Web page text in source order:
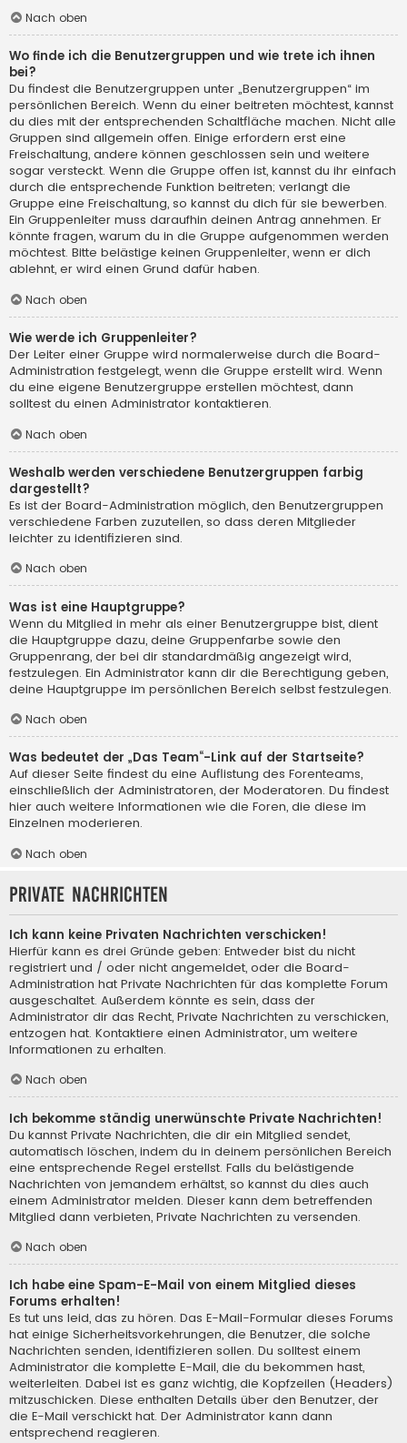
Nach oben
Wo finde ich die Benutzergruppen und wie trete ich ihnen
bei?
Du findest die Benutzergruppen unter „Benutzergruppen“ im
persönlichen Bereich. Wenn du einer beitreten möchtest, kannst
du dies mit der entsprechenden Schaltfläche machen. Nicht alle
Gruppen sind allgemein offen. Einige erfordern erst eine
Freischaltung, andere können geschlossen sein und weitere
sogar versteckt. Wenn die Gruppe offen ist, kannst du ihr einfach
durch die entsprechende Funktion beitreten; verlangt die
Gruppe eine Freischaltung, so kannst du dich für sie bewerben.
Ein Gruppenleiter muss daraufhin deinen Antrag annehmen. Er
könnte fragen, warum du in die Gruppe aufgenommen werden
möchtest. Bitte belästige keinen Gruppenleiter, wenn er dich
ablehnt, er wird einen Grund dafür haben.
Nach oben
Wie werde ich Gruppenleiter?
Der Leiter einer Gruppe wird normalerweise durch die Board-
Administration festgelegt, wenn die Gruppe erstellt wird. Wenn
du eine eigene Benutzergruppe erstellen möchtest, dann
solltest du einen Administrator kontaktieren.
Nach oben
Weshalb werden verschiedene Benutzergruppen farbig
dargestellt?
Es ist der Board-Administration möglich, den Benutzergruppen
verschiedene Farben zuzuteilen, so dass deren Mitglieder
leichter zu identifizieren sind.
Nach oben
Was ist eine Hauptgruppe?
Wenn du Mitglied in mehr als einer Benutzergruppe bist, dient
die Hauptgruppe dazu, deine Gruppenfarbe sowie den
Gruppenrang, der bei dir standardmäßig angezeigt wird,
festzulegen. Ein Administrator kann dir die Berechtigung geben,
deine Hauptgruppe im persönlichen Bereich selbst festzulegen.
Nach oben
Was bedeutet der „Das Team“-Link auf der Startseite?
Auf dieser Seite findest du eine Auflistung des Forenteams,
einschließlich der Administratoren, der Moderatoren. Du findest
hier auch weitere Informationen wie die Foren, die diese im
Einzelnen moderieren.
Nach oben
Private Nachrichten
Ich kann keine Privaten Nachrichten verschicken!
Hierfür kann es drei Gründe geben: Entweder bist du nicht
registriert und / oder nicht angemeldet, oder die Board-
Administration hat Private Nachrichten für das komplette Forum
ausgeschaltet. Außerdem könnte es sein, dass der
Administrator dir das Recht, Private Nachrichten zu verschicken,
entzogen hat. Kontaktiere einen Administrator, um weitere
Informationen zu erhalten.
Nach oben
Ich bekomme ständig unerwünschte Private Nachrichten!
Du kannst Private Nachrichten, die dir ein Mitglied sendet,
automatisch löschen, indem du in deinem persönlichen Bereich
eine entsprechende Regel erstellst. Falls du belästigende
Nachrichten von jemandem erhältst, so kannst du dies auch
einem Administrator melden. Dieser kann dem betreffenden
Mitglied dann verbieten, Private Nachrichten zu versenden.
Nach oben
Ich habe eine Spam-E-Mail von einem Mitglied dieses
Forums erhalten!
Es tut uns leid, das zu hören. Das E-Mail-Formular dieses Forums
hat einige Sicherheitsvorkehrungen, die Benutzer, die solche
Nachrichten senden, identifizieren sollen. Du solltest einem
Administrator die komplette E-Mail, die du bekommen hast,
weiterleiten. Dabei ist es ganz wichtig, die Kopfzeilen (Headers)
mitzuschicken. Diese enthalten Details über den Benutzer, der
die E-Mail verschickt hat. Der Administrator kann dann
entsprechend reagieren.